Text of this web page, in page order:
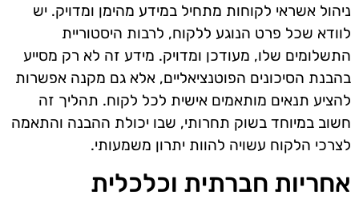
ניהול אשראי לקוחות מתחיל במידע מהימן ומדויק. יש
לוודא שכל פרט הנוגע ללקוח, לרבות היסטוריית
התשלומים שלו, מעודכן ומדויק. מידע זה לא רק מסייע
בהבנת הסיכונים הפוטנציאליים, אלא גם מקנה אפשרות
להציע תנאים מותאמים אישית לכל לקוח. תהליך זה
חשוב במיוחד בשוק תחרותי, שבו יכולת ההבנה והתאמה
לצרכי הלקוח עשויה להוות יתרון משמעותי.
אחריות חברתית וכלכלית